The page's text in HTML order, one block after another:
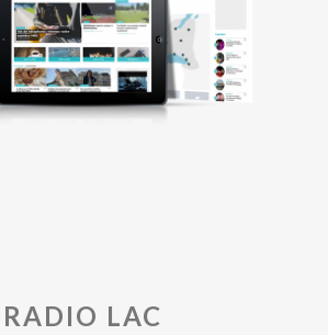
RADIO LAC